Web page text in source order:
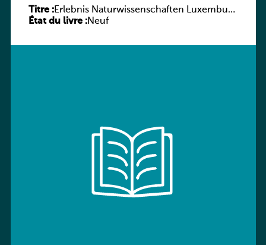
Titre :Erlebnis Naturwissenschaften Luxemburg
Band 2 AH
État du livre :Neuf